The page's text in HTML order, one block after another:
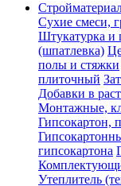
Сухие смеси,
Штукатурка и
(шпатлевка)
полы и стяжки
плиточный
Добавки в
Монтажные,
Гипсокартон,
гипсокартона
Утеплитель